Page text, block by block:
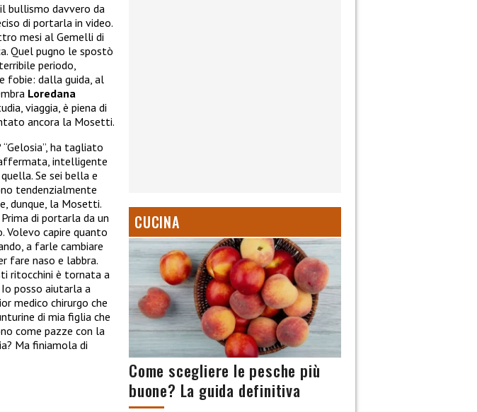
bullismo davvero da
di portarla in video.
mesi al Gemelli di
Quel pugno le spostò
periodo,
fobie: dalla guida, al
Loredana
viaggia, è piena di
ancora la Mosetti.
ha tagliato
affermata, intelligente
Se sei bella e
tendenzialmente
dunque, la Mosetti.
di portarla da un
Volevo capire quanto
a farle cambiare
fare naso e labbra.
ritocchini è tornata a
Io posso aiutarla a
medico chirurgo che
di mia figlia che
come pazze con la
Ma finiamola di
CUCINA
Come scegliere le pesche più
buone? La guida definitiva